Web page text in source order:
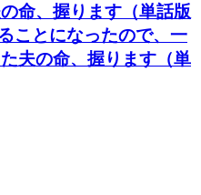
命、握ります（単話版
ことになったので、一
夫の命、握ります（単